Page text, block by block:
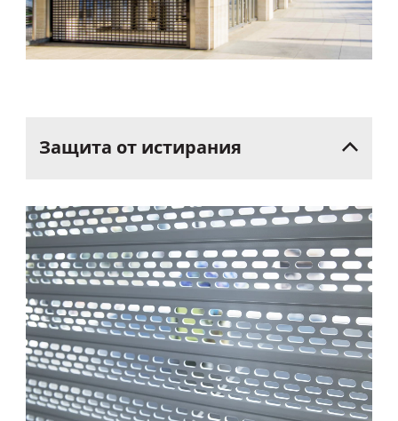
Защита от истирания